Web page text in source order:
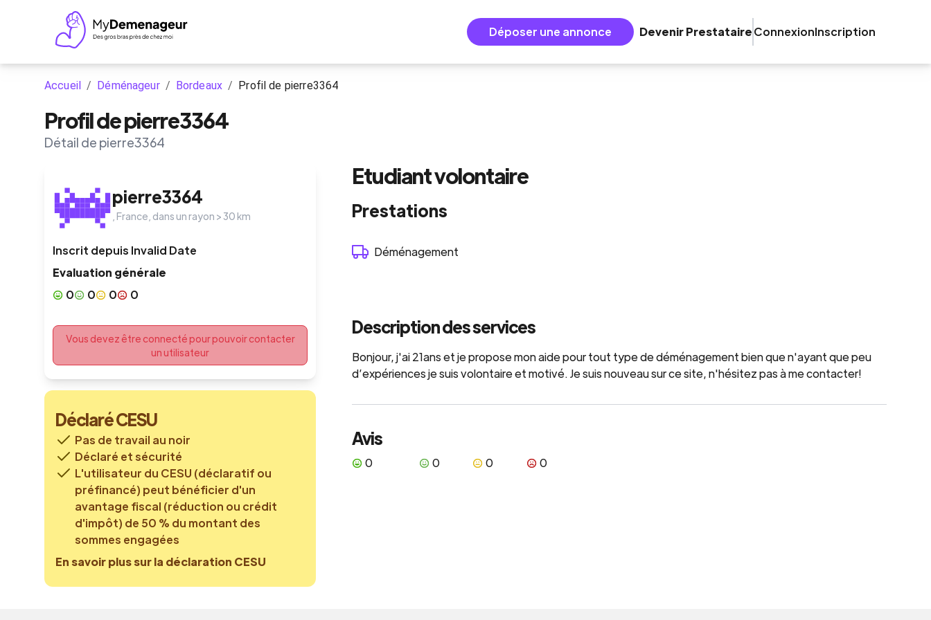
Déposer une annonce Devenir PrestataireConnexionInscription
Accueil / Déménageur / Bordeaux / Profil de pierre3364
Profil de pierre3364
Détail de pierre3364
pierre3364
France , dans un rayon > 30 km
Inscrit depuis Invalid Date
Evaluation générale
0
0 0 0
Vous devez être connecté pour pouvoir contacter
un utilisateur
Déclaré CESU
Pas de travail au noir
Déclaré et sécurité
L'utilisateur du CESU (déclaratif ou
préfinancé) peut bénéficier d'un
avantage fiscal (réduction ou crédit
d'impôt) de 50 % du montant des
sommes engagées
En savoir plus sur la déclaration CESU
Etudiant volontaire
Prestations
Déménagement
Description des services
Bonjour, j'ai 21ans et je propose mon aide pour tout type de déménagement bien que n'ayant que peu
d’expériences je suis volontaire et motivé. Je suis nouveau sur ce site, n'hésitez pas à me contacter!
Avis
0 0 0 0